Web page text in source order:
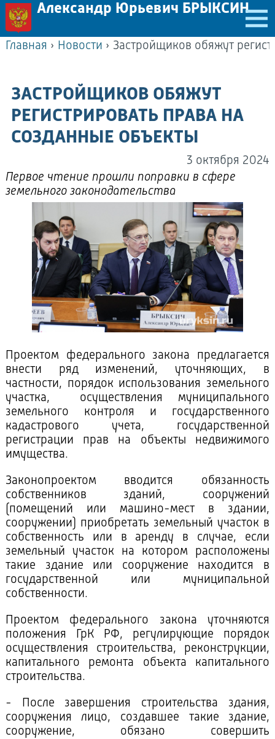
Александр Юрьевич БРЫКСИН
Главная › Новости ›
ЗАСТРОЙЩИКОВ ОБЯЖУТ
РЕГИСТРИРОВАТЬ ПРАВА НА
СОЗДАННЫЕ ОБЪЕКТЫ
3 октября 2024
Первое чтение прошли поправки в сфере
земельного законодательства
Проектом федерального закона предлагается
внести ряд изменений, уточняющих, в
частности, порядок использования земельного
участка, осуществления муниципального
земельного контроля и государственного
кадастрового учета, государственной
регистрации прав на объекты недвижимого
имущества.
Законопроектом вводится обязанность
собственников зданий, сооружений
(помещений или машино-мест в здании,
сооружении) приобретать земельный участок в
собственность или в аренду в случае, если
земельный участок на котором расположены
такие здание или сооружение находится в
государственной или муниципальной
собственности.
Проектом федерального закона уточняются
положения ГрК РФ, регулирующие порядок
осуществления строительства, реконструкции,
капитального ремонта объекта капитального
строительства.
- После завершения строительства здания,
сооружения лицо, создавшее такие здание,
сооружение, обязано совершить